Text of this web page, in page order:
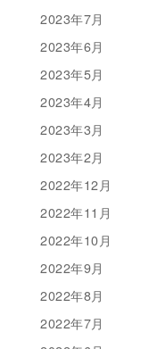
2023年7月
2023年6月
2023年5月
2023年4月
2023年3月
2023年2月
2022年12月
2022年11月
2022年10月
2022年9月
2022年8月
2022年7月